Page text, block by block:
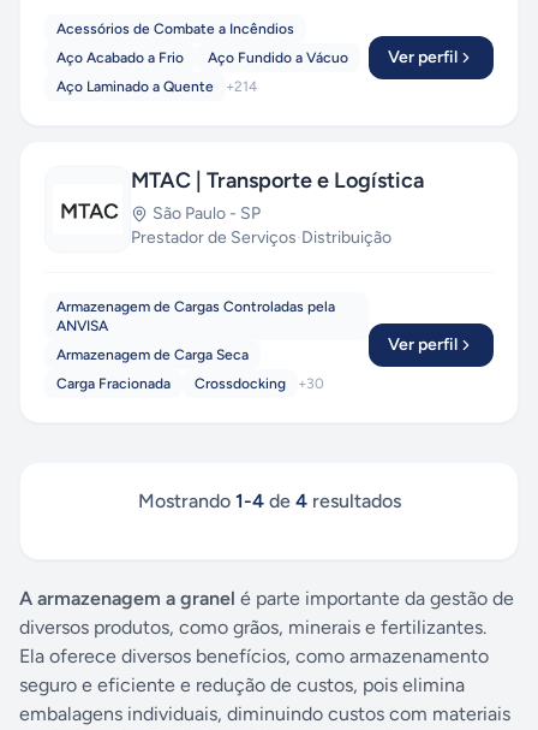
Acessórios de Combate a Incêndios
Aço Acabado a Frio
Aço Fundido a Vácuo
Aço Laminado a Quente
+214
Ver perfil
MTAC | Transporte e Logística
São Paulo - SP
Prestador de Serviços·Distribuição
Armazenagem de Cargas Controladas pela
ANVISA
Armazenagem de Carga Seca
Carga Fracionada
Crossdocking +30
Ver perfil
Mostrando 1-4de 4resultados
A armazenagem a granel é parte importante da gestão de
diversos produtos, como grãos, minerais e fertilizantes.
Ela oferece diversos benefícios, como armazenamento
seguro e eficiente e redução de custos, pois elimina
embalagens individuais, diminuindo custos com materiais